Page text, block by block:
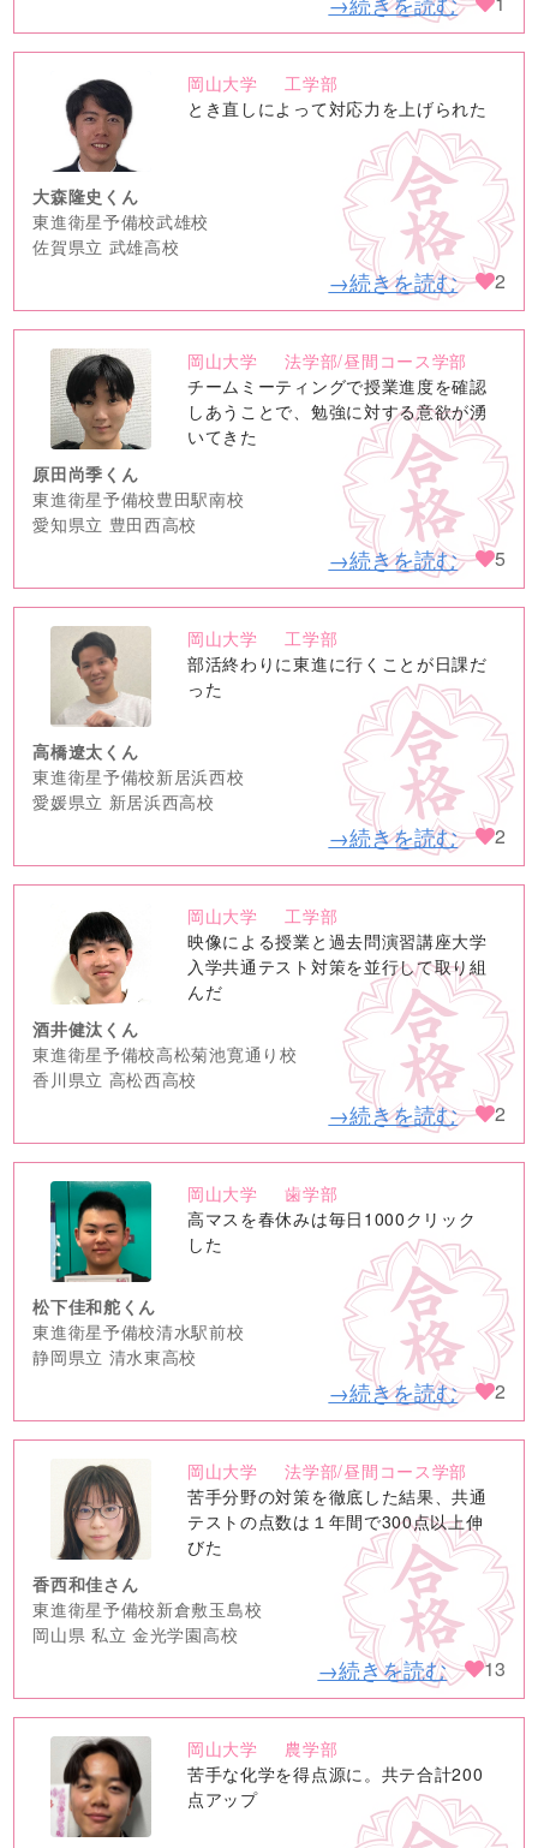
no
image
岡山大学
工学部
とき直しによって対応力を上げられた
大森隆史くん
東進衛星予備校武雄校
佐賀県立 武雄高校
→続きを読む 2
no
image
岡山大学
法学部/昼間コース学部
チームミーティングで授業進度を確認
しあうことで、勉強に対する意欲が湧
いてきた
原田尚季くん
東進衛星予備校豊田駅南校
愛知県立 豊田西高校
→続きを読む 5
no
image
岡山大学
工学部
部活終わりに東進に行くことが日課だ
った
高橋遼太くん
東進衛星予備校新居浜西校
愛媛県立 新居浜西高校
→続きを読む 2
no
image
岡山大学
工学部
映像による授業と過去問演習講座大学
入学共通テスト対策を並行して取り組
んだ
酒井健汰くん
東進衛星予備校高松菊池寛通り校
香川県立 高松西高校
→続きを読む 2
no
image
岡山大学
歯学部
高マスを春休みは毎日1000クリック
した
松下佳和舵くん
東進衛星予備校清水駅前校
静岡県立 清水東高校
→続きを読む 2
no
image
岡山大学
法学部/昼間コース学部
苦手分野の対策を徹底した結果、共通
テストの点数は１年間で300点以上伸
びた
香西和佳さん
東進衛星予備校新倉敷玉島校
岡山県 私立 金光学園高校
→続きを読む 13
no
image
岡山大学
農学部
苦手な化学を得点源に。共テ合計200
点アップ